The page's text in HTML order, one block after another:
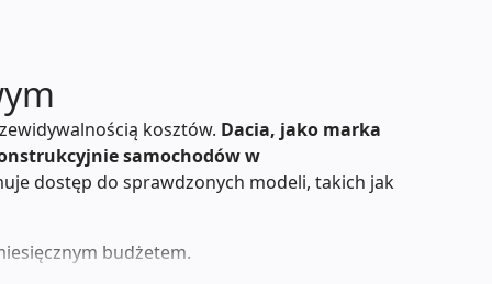
kosztów. Dacia, jako marka
samochodów w
dostęp do sprawdzonych modeli, takich jak
budżetem.